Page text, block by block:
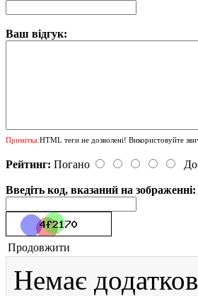
Ваш відгук:
Примітка:HTML теги не дозволені! Використовуйте
Рейтинг: Погано
Введіть код, вказаний на зображенні:
Продовжити
Немає